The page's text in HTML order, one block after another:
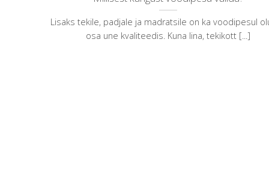
Lisaks tekile, padjale ja madratsile on ka voodipesul
osa une kvaliteedis. Kuna lina, tekikott [...]